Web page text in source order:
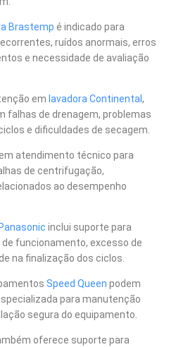
Brastemp é indicado para
ruídos anormais, erros
e necessidade de avaliação
em lavadora Continental,
falhas de drenagem, problemas
e dificuldades de secagem.
atendimento técnico para
de centrifugação,
ao desempenho
inclui suporte para
funcionamento, excesso de
na finalização dos ciclos.
Speed Queen podem
para manutenção
segura do equipamento.
oferece suporte para